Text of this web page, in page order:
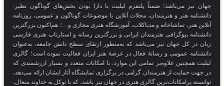
جهان نیز می‌باشد؛ ضمناً پلتفرم لیلیت با دارا بودن بخش‌های گوناگون نظیر:
دانشنامه هنر و هنرمندان، مجلات آنلاین با موضوعات گوناگون و عمومی، روزنامه
آنلاین هنر، تماشاخانه و مدیاکلاب، آموزشگاه هنری مجازی و…؛ هم‌اکنون بزرگترین
دانشنامه بیوگرافی هنرمندان ایرانی و بزرگترین رسانه و استارتاپ هنری فارسی
زبان در کل جهان نیز می‌باشد که به‌منظور ارتقای سطح دانش جامعه، به‌عنوان
دانشنامه عمومی و رسانهٔ فعال در عرصهٔ هنر ایران فعالیت نموده است؛ گالری
لیلیت همچنین علاوه‌بر تمامی این موارد، با امکانات متعدد و بسیار ارزشمندی که
در جهت حمایت از هنرمندان گرامی در برگزاری نمایشگاه آثار ایشان ارائه می‌دهد،
توانسته پرامکانات‌ترین گالری هنری در جهان نیز باشد، که با توکل به خداوند متعال،